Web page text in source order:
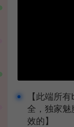
【此端所
全，独家魅
效的】